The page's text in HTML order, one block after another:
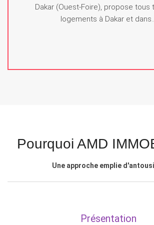
Dakar (Ouest-Foire), propose tous
logements à Dakar et
Pourquoi AMD
Une approche emplie
Présentation